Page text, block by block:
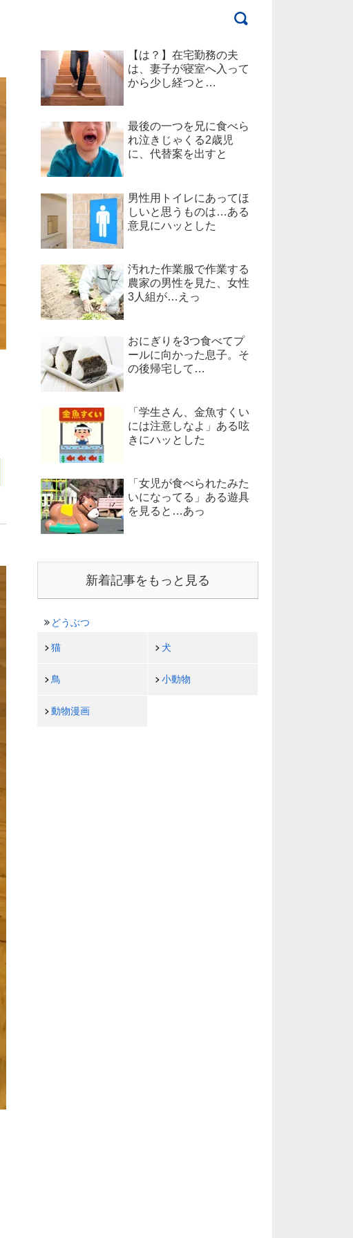
【は？】在宅勤務の夫
は、妻子が寝室へ入って
から少し経つと…
最後の一つを兄に食べら
れ泣きじゃくる2歳児
に、代替案を出すと
男性用トイレにあってほ
しいと思うものは…ある
意見にハッとした
汚れた作業服で作業する
農家の男性を見た、女性
3人組が…えっ
おにぎりを3つ食べてプ
ールに向かった息子。そ
の後帰宅して…
「学生さん、金魚すくい
には注意しなよ」ある呟
きにハッとした
「女児が食べられたみた
いになってる」ある遊具
を見ると…あっ
新着記事をもっと見る
どうぶつ
猫 犬
鳥 小動物
動物漫画